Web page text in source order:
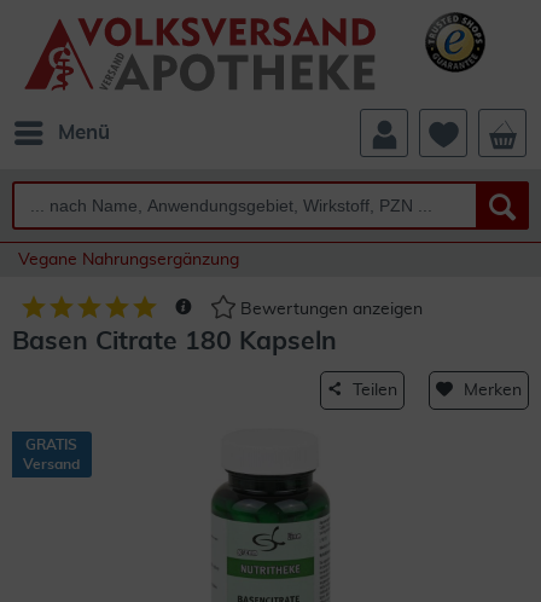
Menü
Vegane Nahrungsergänzung
Bewertungen anzeigen
Basen Citrate 180 Kapseln
Teilen Merken
GRATIS
Versand